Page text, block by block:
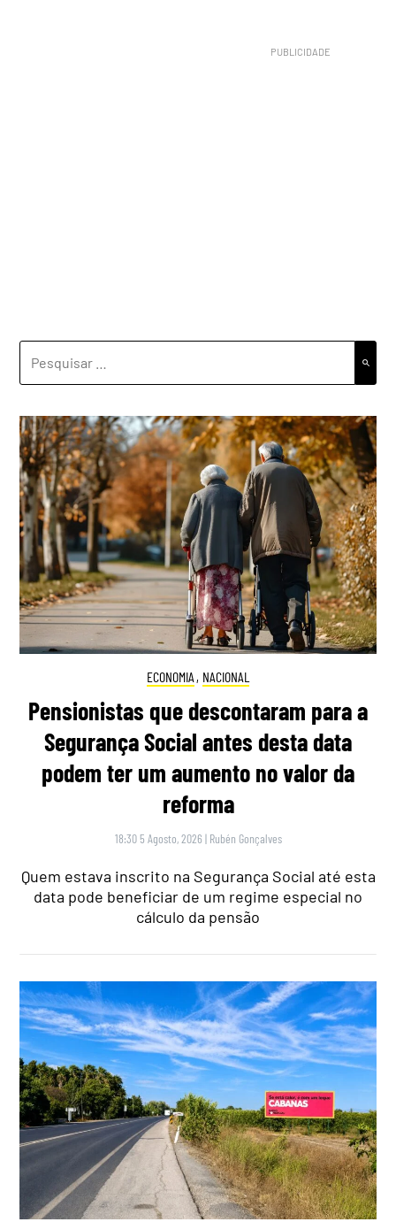
ECONOMIA , NACIONAL
Pensionistas que descontaram para a
Segurança Social antes desta data
podem ter um aumento no valor da
reforma
18:30 5 Agosto, 2026 | Rubén Gonçalves
Quem estava inscrito na Segurança Social até esta
data pode beneficiar de um regime especial no
cálculo da pensão